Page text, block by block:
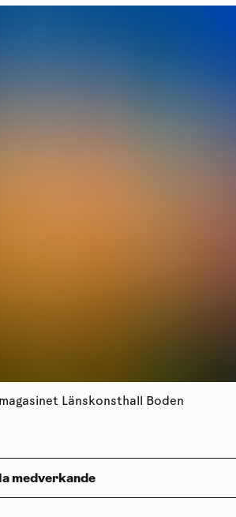
Länskonsthall Boden
medverkande